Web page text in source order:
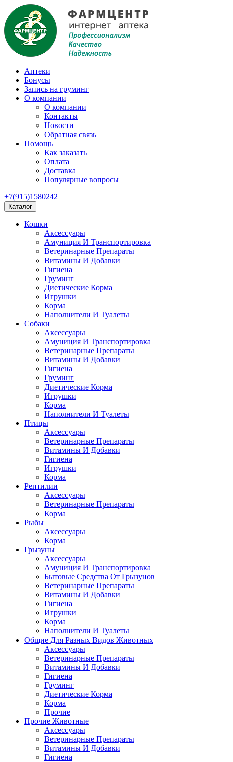
Аптеки
Бонусы
Запись на груминг
О компании
О компании
Контакты
Новости
Обратная связь
Помощь
Как заказать
Оплата
Доставка
Популярные вопросы
+7(915)1580242
Каталог
Кошки
Аксессуары
Амуниция И Транспортировка
Ветеринарные Препараты
Витамины И Добавки
Гигиена
Груминг
Диетические Корма
Игрушки
Корма
Наполнители И Туалеты
Собаки
Аксессуары
Амуниция И Транспортировка
Ветеринарные Препараты
Витамины И Добавки
Гигиена
Груминг
Диетические Корма
Игрушки
Корма
Наполнители И Туалеты
Птицы
Аксессуары
Ветеринарные Препараты
Витамины И Добавки
Гигиена
Игрушки
Корма
Рептилии
Аксессуары
Ветеринарные Препараты
Корма
Рыбы
Аксессуары
Корма
Грызуны
Аксессуары
Амуниция И Транспортировка
Бытовые Средства От Грызунов
Ветеринарные Препараты
Витамины И Добавки
Гигиена
Игрушки
Корма
Наполнители И Туалеты
Общие Для Разных Видов Животных
Аксессуары
Ветеринарные Препараты
Витамины И Добавки
Гигиена
Груминг
Диетические Корма
Корма
Прочие
Прочие Животные
Аксессуары
Ветеринарные Препараты
Витамины И Добавки
Гигиена